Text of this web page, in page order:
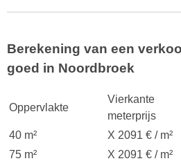
Berekening van een
goed in Noordbroek
Oppervlakte
Vierkante
meterprijs
40 m²
X 2091 € / m²
75 m²
X 2091 € / m²